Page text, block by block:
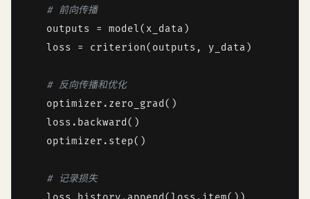
# 前向传播
    outputs = model(x_data)
    loss = criterion(outputs, y_data)
# 反向传播和优化
    optimizer.zero_grad()
    loss.backward()
    optimizer.step()
# 记录损失